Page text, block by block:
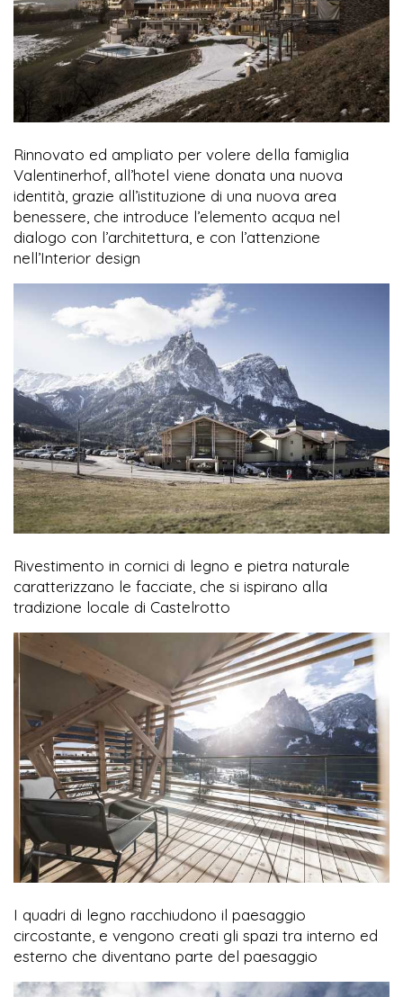
Rinnovato ed ampliato per volere della famiglia
Valentinerhof, all’hotel viene donata una nuova
identità, grazie all’istituzione di una nuova area
benessere, che introduce l’elemento acqua nel
dialogo con l’architettura, e con l’attenzione
nell’Interior design
Rivestimento in cornici di legno e pietra naturale
caratterizzano le facciate, che si ispirano alla
tradizione locale di Castelrotto
I quadri di legno racchiudono il paesaggio
circostante, e vengono creati gli spazi tra interno ed
esterno che diventano parte del paesaggio